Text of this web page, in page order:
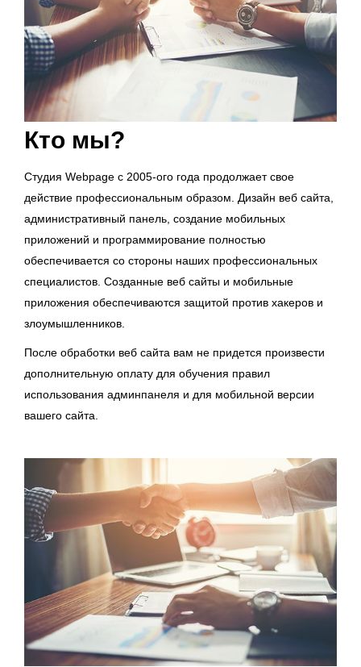
Кто мы?
Студия Webpage с 2005-ого года продолжает свое
действие профессиональным образом. Дизайн веб сайта,
административный панель, создание мобильных
приложений и программирование полностью
обеспечивается со стороны наших профессиональных
специалистов. Созданные веб сайты и мобильные
приложения обеспечиваются защитой против хакеров и
злоумышленников.
После обработки веб сайта вам не придется произвести
дополнительную оплату для обучения правил
использования админпанеля и для мобильной версии
вашего сайта.